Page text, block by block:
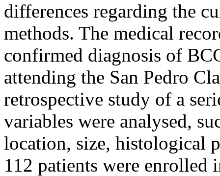
differences regarding the
methods. The medical
confirmed diagnosis of
attending the San Pedro
retrospective study of a
variables were analysed,
location, size, histological
112 patients were enrolled